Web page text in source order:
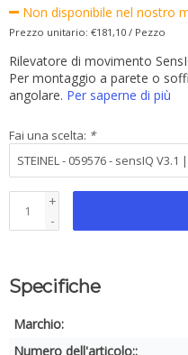
Non disponibile nel nostro
Prezzo unitario: €181,10 / Pezzo
Rilevatore di movimento
Per montaggio a parete o
angolare. Per saperne di più
Fai una scelta: *
+
-
Specifiche
Marchio:
Numero dell'articolo::